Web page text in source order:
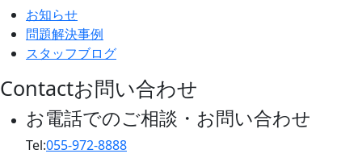
お知らせ
問題解決事例
スタッフブログ
Contactお問い合わせ
お電話でのご相談・お問い合わせ
Tel:055-972-8888